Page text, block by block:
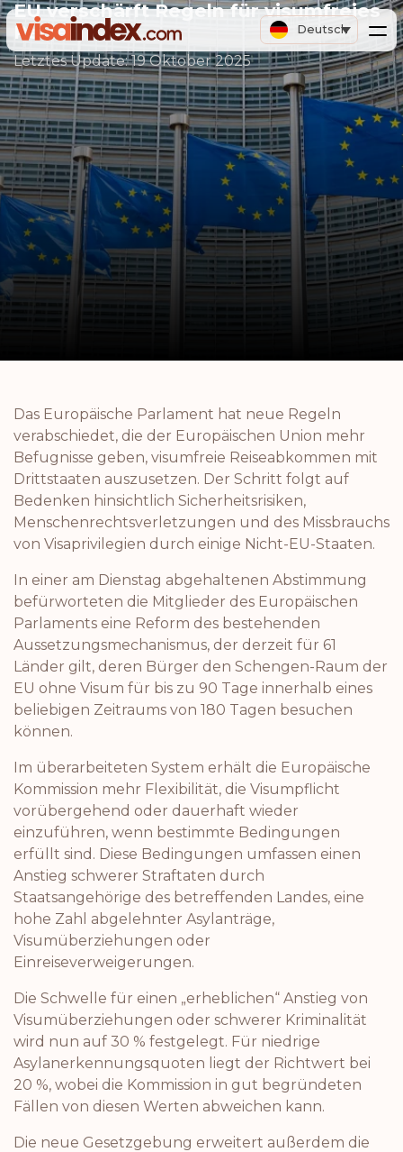
Deutsch
EU verschärft Regeln für visumfreies
Reisen
Letztes Update: 19 Oktober 2025
Das Europäische Parlament hat neue Regeln
verabschiedet, die der Europäischen Union mehr
Befugnisse geben, visumfreie Reiseabkommen mit
Drittstaaten auszusetzen. Der Schritt folgt auf
Bedenken hinsichtlich Sicherheitsrisiken,
Menschenrechtsverletzungen und des Missbrauchs
von Visaprivilegien durch einige Nicht-EU-Staaten.
In einer am Dienstag abgehaltenen Abstimmung
befürworteten die Mitglieder des Europäischen
Parlaments eine Reform des bestehenden
Aussetzungsmechanismus, der derzeit für 61
Länder gilt, deren Bürger den Schengen-Raum der
EU ohne Visum für bis zu 90 Tage innerhalb eines
beliebigen Zeitraums von 180 Tagen besuchen
können.
Im überarbeiteten System erhält die Europäische
Kommission mehr Flexibilität, die Visumpflicht
vorübergehend oder dauerhaft wieder
einzuführen, wenn bestimmte Bedingungen
erfüllt sind. Diese Bedingungen umfassen einen
Anstieg schwerer Straftaten durch
Staatsangehörige des betreffenden Landes, eine
hohe Zahl abgelehnter Asylanträge,
Visumüberziehungen oder
Einreiseverweigerungen.
Die Schwelle für einen „erheblichen“ Anstieg von
Visumüberziehungen oder schwerer Kriminalität
wird nun auf 30 % festgelegt. Für niedrige
Asylanerkennungsquoten liegt der Richtwert bei
20 %, wobei die Kommission in gut begründeten
Fällen von diesen Werten abweichen kann.
Die neue Gesetzgebung erweitert außerdem die